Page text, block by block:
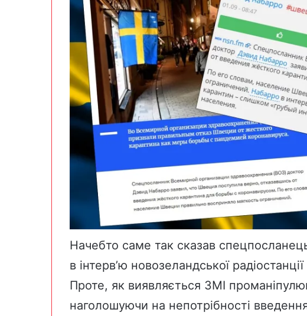
Начебто саме так сказав
в інтерв’ю новозеландської
Проте, як виявляється ЗМІ
наголошуючи на непотрібності